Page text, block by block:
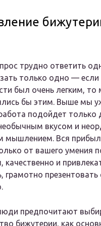
трудно ответить
только одно — если
был очень легким, то
бы этим. Выше мы
подойдет только
вкусом и
мышлением. Вся
от вашего умения
качественно и
грамотно
предпочитают
бижутерии, как